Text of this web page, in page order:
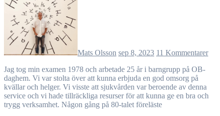
Mats Olsson sep 8, 2023 11 Kommentarer
Jag tog min examen 1978 och arbetade 25 år i barngrupp på OB-
daghem. Vi var stolta över att kunna erbjuda en god omsorg på
kvällar och helger. Vi visste att sjukvården var beroende av denna
service och vi hade tillräckliga resurser för att kunna ge en bra och
trygg verksamhet. Någon gång på 80-talet föreläste